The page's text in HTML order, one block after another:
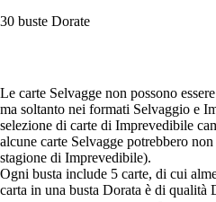
30 buste Dorate
Available actions
Le carte Selvagge non possono
ma soltanto nei formati Selvaggio e
selezione di carte di Imprevedibile
alcune carte Selvagge potrebbero
stagione di Imprevedibile).
Ogni busta include 5 carte, di cui
carta in una busta Dorata è di qualità